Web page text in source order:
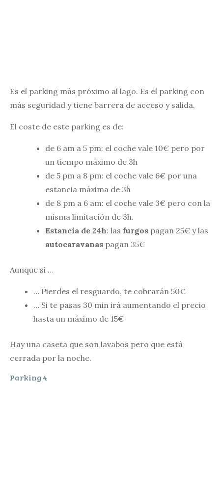
Es el parking más próximo al lago. Es el parking con
más seguridad y tiene barrera de acceso y salida.
El coste de este parking es de:
de 6 am a 5 pm: el coche vale 10€ pero por
un tiempo máximo de 3h
de 5 pm a 8 pm: el coche vale 6€ por una
estancia máxima de 3h
de 8 pm a 6 am: el coche vale 3€ pero con la
misma limitación de 3h.
Estancia de 24h: las furgos pagan 25€ y las
autocaravanas pagan 35€
Aunque si …
… Pierdes el resguardo, te cobrarán 50€
… Si te pasas 30 min irá aumentando el precio
hasta un máximo de 15€
Hay una caseta que son lavabos pero que está
cerrada por la noche.
Parking 4